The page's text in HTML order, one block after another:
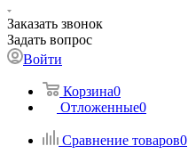
Заказать звонок
Задать вопрос
Войти
Корзина0
Отложенные0
Сравнение товаров0